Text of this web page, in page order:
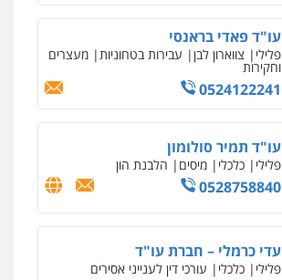
עו"ד פאדי בראנסי
פלילי צווארון לבן עבירות בטחוניות מעצרים
וחקירות
0524122241
עו"ד תמיר סולומון
פלילי כלכלי מיסים הלבנת הון
0528758840
עדי כרמלי – חברת עו"ד
פלילי כלכלי עורכי דין לענייני אסירים